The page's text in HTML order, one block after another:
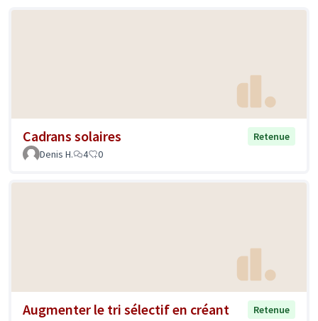
Cadrans solaires
Retenue
Denis H.
4 0
Augmenter le tri sélectif en créant
Retenue